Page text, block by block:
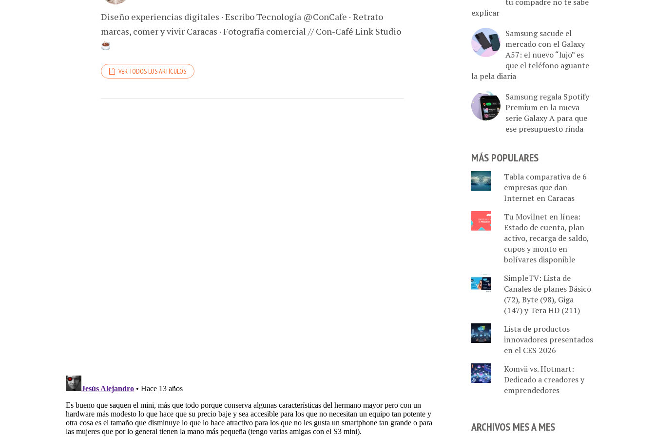
Diseño experiencias digitales · Escribo Tecnología @ConCafe · Retrato
marcas, comer y vivir Caracas · Fotografía comercial // Con-Café Link Studio
VER TODOS LOS ARTÍCULOS
explicar
Samsung sacude el
mercado con el Galaxy
A57: el nuevo “lujo” es
que el teléfono aguante
la pela diaria
Samsung regala Spotify
Premium en la nueva
serie Galaxy A para que
ese presupuesto rinda
MÁS POPULARES
Tabla comparativa de 6
empresas que dan
Internet en Caracas
Tu Movilnet en línea:
Estado de cuenta, plan
activo, recarga de saldo,
cupos y monto en
bolívares disponible
SimpleTV: Lista de
Canales de planes Básico
(72), Byte (98), Giga
(147) y Tera HD (211)
Lista de productos
innovadores presentados
en el CES 2026
Komvii vs. Hotmart:
Dedicado a creadores y
emprendedores
ARCHIVOS MES A MES